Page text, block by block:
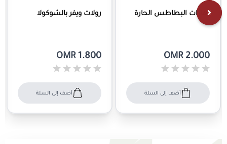
رولات ويفر بالشوكولا
OMR 1.800
أضف إلى السلة
بهارات البطاطس الحارة
OMR 2.000
أضف إلى السلة